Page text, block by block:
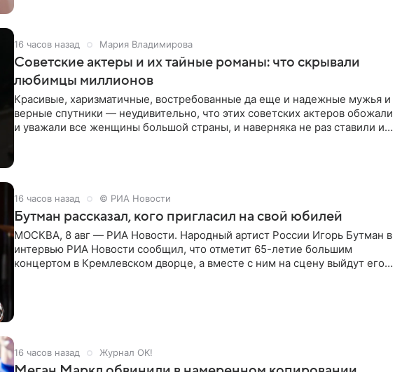
16 часов назад Мария Владимирова
Советские актеры и их тайные романы: что скрывали
любимцы миллионов
Красивые, харизматичные, востребованные да еще и надежные мужья и
верные спутники — неудивительно, что этих советских актеров обожали
и уважали все женщины большой страны, и наверняка не раз ставили их
16 часов назад © РИА Новости
Бутман рассказал, кого пригласил на свой юбилей
МОСКВА, 8 авг — РИА Новости. Народный артист России Игорь Бутман в
интервью РИА Новости сообщил, что отметит 65-летие большим
концертом в Кремлевском дворце, а вместе с ним на сцену выйдут его
16 часов назад Журнал OK!